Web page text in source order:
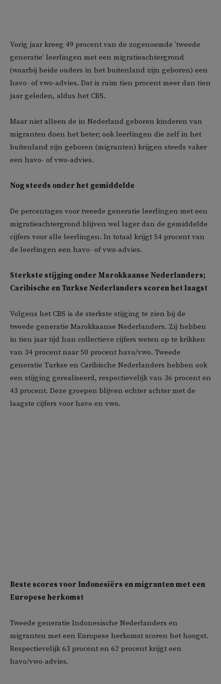
Vorig jaar kreeg 49 procent van de zogenoemde ’tweede
generatie’ leerlingen met een migratieachtergrond
(waarbij beide ouders in het buitenland zijn geboren) een
havo- of vwo-advies. Dat is ruim tien procent meer dan tien
jaar geleden, aldus het CBS.
Maar niet alleen de in Nederland geboren kinderen van
migranten doen het beter; ook leerlingen die zelf in het
buitenland zijn geboren (migranten) krijgen steeds vaker
een havo- of vwo-advies.
Nog steeds onder het gemiddelde
De percentages voor tweede generatie leerlingen met een
migratieachtergrond blijven wel lager dan de gemiddelde
cijfers voor alle leerlingen. In totaal krijgt 54 procent van
de leerlingen een havo- of vwo-advies.
Sterkste stijging onder Marokkaanse Nederlanders;
Caribische en Turkse Nederlanders scoren het laagst
Volgens het CBS is de sterkste stijging te zien bij de
tweede generatie Marokkaanse Nederlanders. Zij hebben
in tien jaar tijd hun collectieve cijfers weten op te krikken
van 34 procent naar 50 procent havo/vwo. Tweede
generatie Turkse en Caribische Nederlanders hebben ook
een stijging gerealiseerd, respectievelijk van 36 procent en
43 procent. Deze groepen blijven echter achter met de
laagste cijfers voor havo en vwo.
Beste scores voor Indonesiërs en migranten met een
Europese herkomst
Tweede generatie Indonesische Nederlanders en
migranten met een Europese herkomst scoren het hoogst.
Respectievelijk 63 procent en 62 procent krijgt een
havo/vwo-advies.